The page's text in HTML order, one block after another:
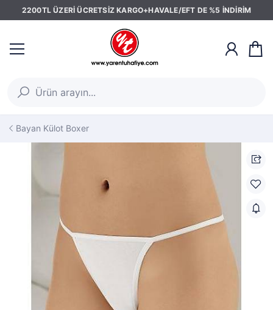
2200TL ÜZERİ ÜCRETSİZ KARGO+HAVALE/EFT DE %5 İNDİRİM
Bayan Külot Boxer